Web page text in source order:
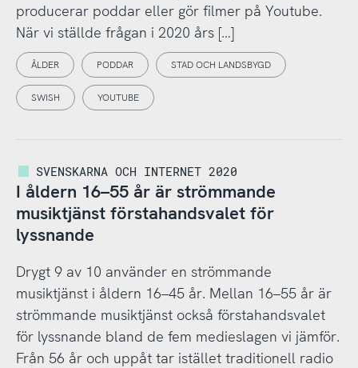
producerar poddar eller gör filmer på Youtube.
När vi ställde frågan i 2020 års […]
ÅLDER PODDAR STAD OCH LANDSBYGD
SWISH YOUTUBE
SVENSKARNA OCH INTERNET 2020
I åldern 16–55 år är strömmande
musiktjänst förstahandsvalet för
lyssnande
Drygt 9 av 10 använder en strömmande
musiktjänst i åldern 16–45 år. Mellan 16–55 år är
strömmande musiktjänst också förstahandsvalet
för lyssnande bland de fem medieslagen vi jämför.
Från 56 år och uppåt tar istället traditionell radio